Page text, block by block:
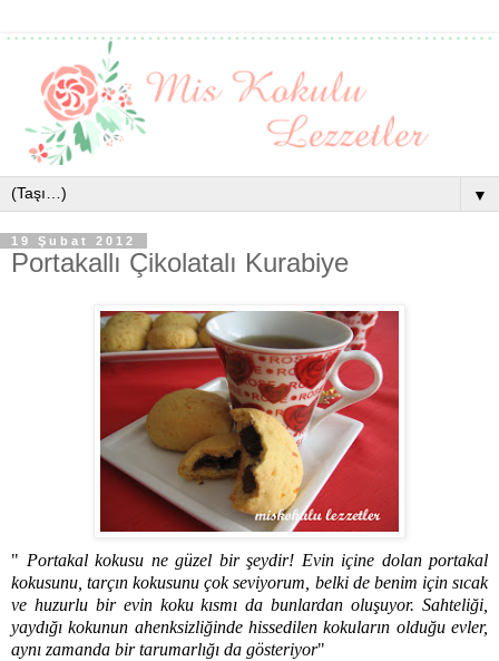
▼
19 Şubat 2012
Portakallı Çikolatalı Kurabiye
" Portakal kokusu ne güzel bir şeydir! Evin içine dolan portakal
kokusunu, tarçın kokusunu çok seviyorum, belki de benim için sıcak
ve huzurlu bir evin koku kısmı da bunlardan oluşuyor. Sahteliği,
yaydığı kokunun ahenksizliğinde hissedilen kokuların olduğu evler,
aynı zamanda bir tarumarlığı da gösteriyor"